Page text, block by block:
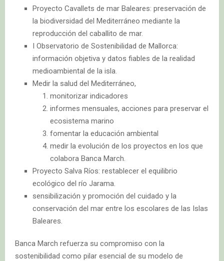
Proyecto Cavallets de mar Baleares: preservación de
la biodiversidad del Mediterráneo mediante la
reproducción del caballito de mar.
I Observatorio de Sostenibilidad de Mallorca:
información objetiva y datos fiables de la realidad
medioambiental de la isla.
Medir la salud del Mediterráneo,
monitorizar indicadores
informes mensuales, acciones para preservar el
ecosistema marino
fomentar la educación ambiental
medir la evolución de los proyectos en los que
colabora Banca March.
Proyecto Salva Ríos: restablecer el equilibrio
ecológico del río Jarama.
sensibilización y promoción del cuidado y la
conservación del mar entre los escolares de las Islas
Baleares.
Banca March refuerza su compromiso con la
sostenibilidad como pilar esencial de su modelo de